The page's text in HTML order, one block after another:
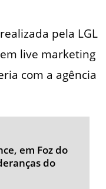
pela LGL
live marketing
com a agência
em Foz do
do